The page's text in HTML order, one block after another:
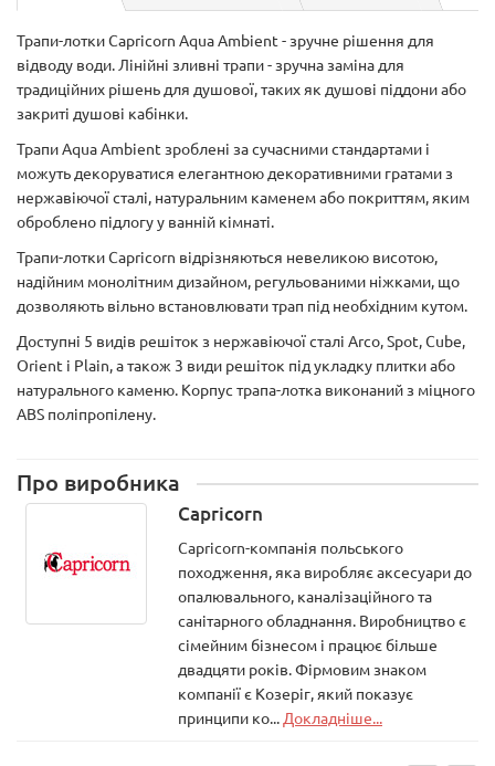
Трапи-лотки Capricorn Aqua Ambient - зручне рішення для
відводу води. Лінійні зливні трапи - зручна заміна для
традиційних рішень для душової, таких як душові піддони або
закриті душові кабінки.
Трапи Aqua Ambient зроблені за сучасними стандартами і
можуть декоруватися елегантною декоративними гратами з
нержавіючої сталі, натуральним каменем або покриттям, яким
оброблено підлогу у ванній кімнаті.
Трапи-лотки Capricorn відрізняються невеликою висотою,
надійним монолітним дизайном, регульованими ніжками, що
дозволяють вільно встановлювати трап під необхідним кутом.
Доступні 5 видів решіток з нержавіючої сталі Arco, Spot, Cube,
Orient і Plain, а також 3 види решіток під укладку плитки або
натурального каменю. Корпус трапа-лотка виконаний з міцного
ABS поліпропілену.
Про виробника
Capricorn
Capricorn-компанія польського
походження, яка виробляє аксесуари до
опалювального, каналізаційного та
санітарного обладнання. Виробництво є
сімейним бізнесом і працює більше
двадцяти років. Фірмовим знаком
компанії є Козеріг, який показує
принципи ко... Докладніше...